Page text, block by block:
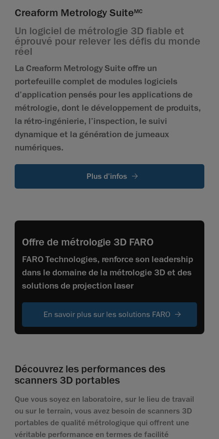
Creaform Metrology SuiteMC
Un logiciel de métrologie 3D fiable et
éprouvé pour relever les défis du monde
réel
La Creaform Metrology Suite offre un
portefeuille complet de modules logiciels
d’application pensés pour les applications de
métrologie, dont le développement de produits,
la rétro-ingénierie, l’inspection, le suivi
dynamique et la génération de jumeaux
numériques.
Plus d'infos
Offre de métrologie 3D FARO
FARO Technologies, renforce son leadership
dans le domaine de la métrologie 3D et des
solutions de projection laser
En savoir plus sur les solutions FARO
Découvrez les performances des
scanners 3D portables
Que vous soyez en laboratoire, sur le lieu de travail
ou sur le terrain, vous avez besoin de scanners 3D
portables de qualité métrologique qui offrent une
véritable performance en termes de facilité